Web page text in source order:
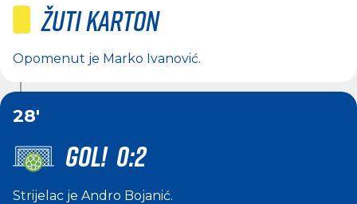
Žuti karton
Opomenut je Marko Ivanović.
28'
GOL! 0:2
Strijelac je Andro Bojanić.